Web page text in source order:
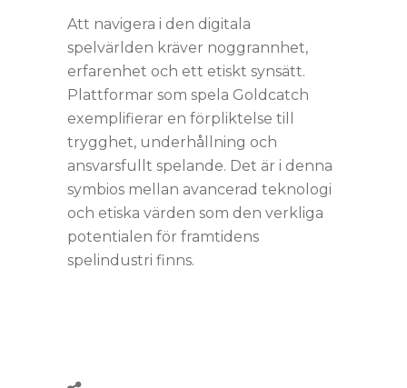
Att navigera i den digitala
spelvärlden kräver noggrannhet,
erfarenhet och ett etiskt synsätt.
Plattformar som spela Goldcatch
exemplifierar en förpliktelse till
trygghet, underhållning och
ansvarsfullt spelande. Det är i denna
symbios mellan avancerad teknologi
och etiska värden som den verkliga
potentialen för framtidens
spelindustri finns.